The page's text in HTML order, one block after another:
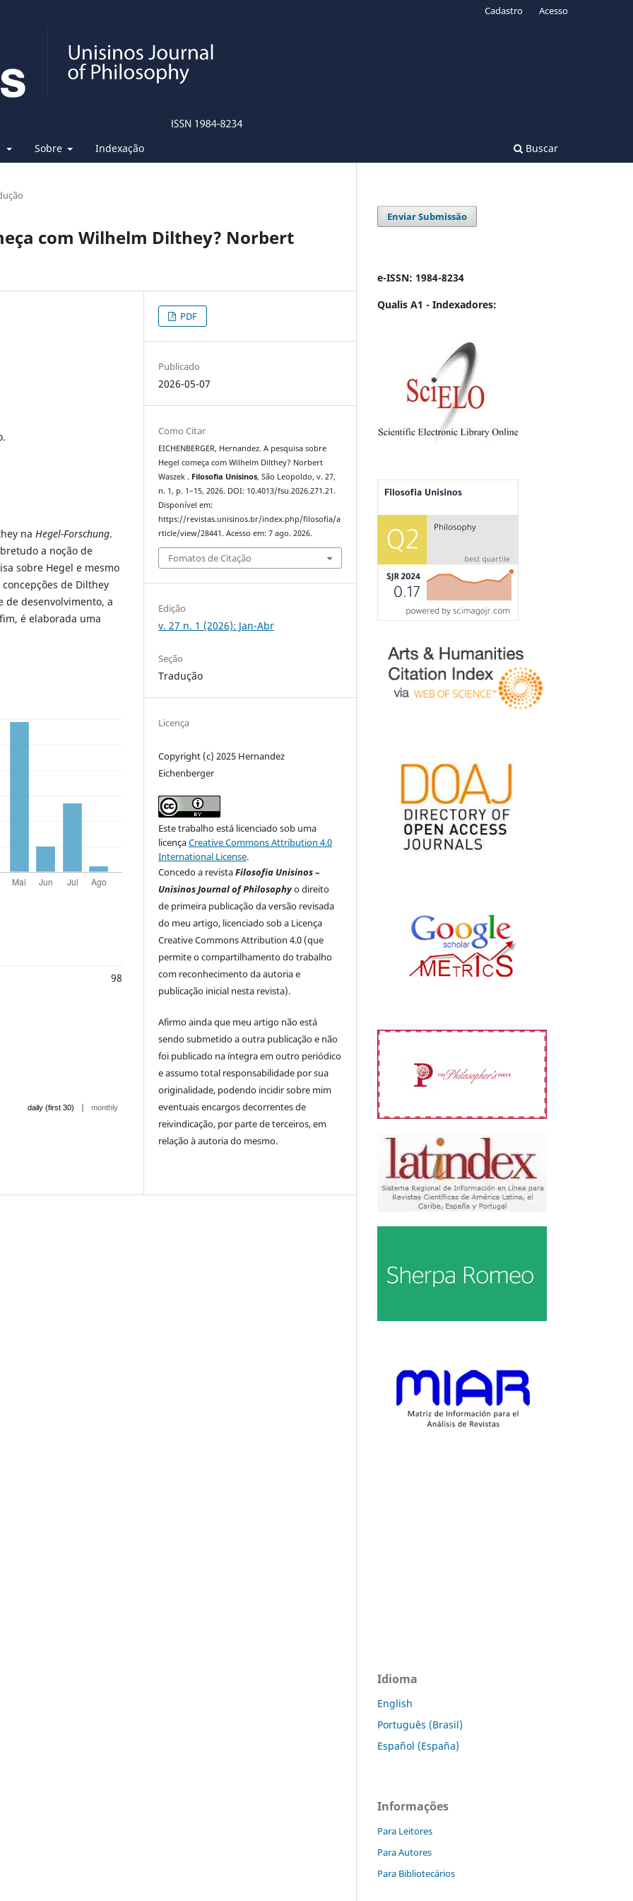
Sobre Indexação Buscar
Cadastro Acesso
com Wilhelm Dilthey? Norbert
na Hegel-Forschung.
a noção de
sobre Hegel e mesmo
de Dilthey
de desenvolvimento, a
é elaborada uma
98
daily (first 30) | monthly
PDF
Publicado
2026-05-07
Como Citar
EICHENBERGER, Hernandez. A pesquisa sobre
Hegel começa com Wilhelm Dilthey? Norbert
Waszek . Filosofia Unisinos, São Leopoldo, v. 27,
n. 1, p. 1–15, 2026. DOI: 10.4013/fsu.2026.271.21.
Disponível em:
https://revistas.unisinos.br/index.php/filosofia/a
rticle/view/28441. Acesso em: 7 ago. 2026.
Fomatos de Citação
Edição
v. 27 n. 1 (2026): Jan-Abr
Seção
Tradução
Licença
Copyright (c) 2025 Hernandez
Eichenberger
Este trabalho está licenciado sob uma
licençaCreative Commons Attribution 4.0
International License.
Concedo a revistaFilosofia Unisinos –
Unisinos Journal of Philosophyo direito
de primeira publicação da versão revisada
do meu artigo, licenciado sob a Licença
Creative Commons Attribution 4.0 (que
permite o compartilhamento do trabalho
com reconhecimento da autoria e
publicação inicial nesta revista).
Afirmo ainda que meu artigo não está
sendo submetido a outra publicação e não
foi publicado na íntegra em outro periódico
e assumo total responsabilidade por sua
originalidade, podendo incidir sobre mim
eventuais encargos decorrentes de
reivindicação, por parte de terceiros, em
relação à autoria do mesmo.
Enviar Submissão
e-ISSN: 1984-8234
Qualis A1 - Indexadores:
Idioma
English
Português (Brasil)
Español (España)
Informações
Para Leitores
Para Autores
Para Bibliotecários